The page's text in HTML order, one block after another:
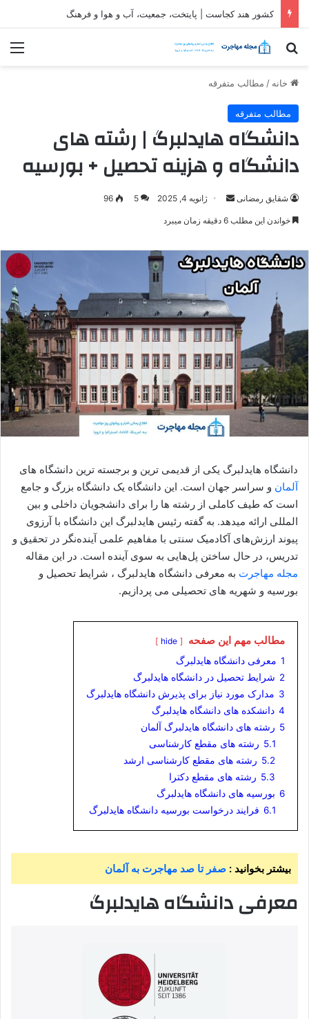
ثبت شرکت در قطر| شرایط و مراحل تاسیس شرکت در قطر
جستجو برای
خانه / مطالب متفرقه
مطالب متفرقه
دانشگاه هایدلبرگ | رشته های
دانشگاه و هزینه تحصیل + بورسیه
شقایق رمضانی
ارسالژانویه 4, 2025 5
96
خواندن این مطلب 6 دقیقه زمان میبرد
دانشگاه هایدلبرگ یکی از قدیمی ترین و برجسته ترین دانشگاه های
آلمان و سراسر جهان است. این دانشگاه یک دانشگاه بزرگ و جامع
است که طیف کاملی از رشته ها را برای دانشجویان داخلی و بین
المللی ارائه میدهد. به گفته رئیس هایدلبرگ این دانشگاه با آرزوی
پیوند ارزش‌های آکادمیک سنتی با مفاهیم علمی آینده‌نگر در تحقیق و
تدریس، در حال ساختن پل‌هایی به سوی آینده است. در این مقاله
مجله مهاجرت به معرفی دانشگاه هایدلبرگ ، شرایط تحصیل و
بورسیه و شهریه های تحصیلی می پردازیم.
مطالب مهم این صفحه hide
1 معرفی دانشگاه هایدلبرگ
2 شرایط تحصیل در دانشگاه هایدلبرگ
3 مدارک مورد نیاز برای پذیرش دانشگاه هایدلبرگ
4 دانشکده های دانشگاه هایدلبرگ
5 رشته های دانشگاه هایدلبرگ آلمان
5.1 رشته های مقطع کارشناسی
5.2 رشته های مقطع کارشناسی ارشد
5.3 رشته های مقطع دکترا
6 بورسیه های دانشگاه هایدلبرگ
6.1 فرایند درخواست بورسیه دانشگاه هایدلبرگ
بیشتر بخوانید : صفر تا صد مهاجرت به آلمان
معرفی دانشگاه هایدلبرگ